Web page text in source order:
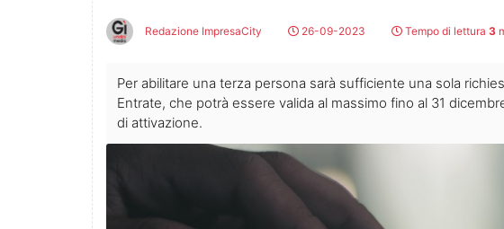
Redazione ImpresaCity 26-09-2023 Tempo di lettura 3
Per abilitare una terza persona sarà sufficiente una sola
Entrate, che potrà essere valida al massimo fino al 31
di attivazione.